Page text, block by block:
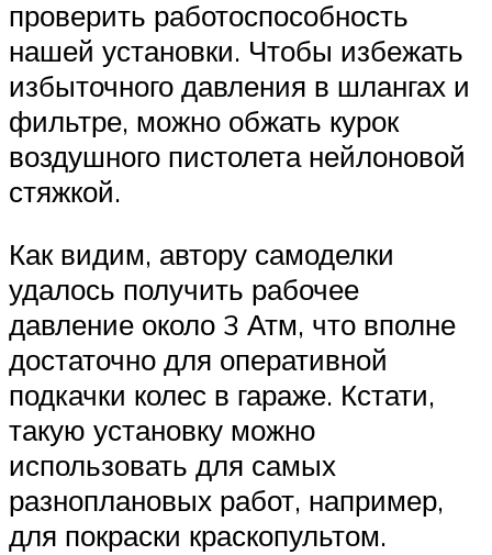
проверить работоспособность
нашей установки. Чтобы избежать
избыточного давления в шлангах и
фильтре, можно обжать курок
воздушного пистолета нейлоновой
стяжкой.
Как видим, автору самоделки
удалось получить рабочее
давление около 3 Атм, что вполне
достаточно для оперативной
подкачки колес в гараже. Кстати,
такую установку можно
использовать для самых
разноплановых работ, например,
для покраски краскопультом.